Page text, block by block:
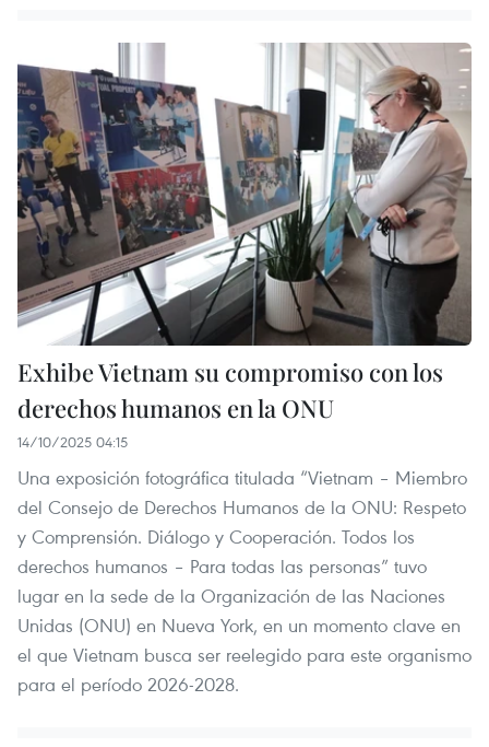
Exhibe Vietnam su compromiso con los
derechos humanos en la ONU
14/10/2025 04:15
Una exposición fotográfica titulada “Vietnam – Miembro
del Consejo de Derechos Humanos de la ONU: Respeto
y Comprensión. Diálogo y Cooperación. Todos los
derechos humanos – Para todas las personas” tuvo
lugar en la sede de la Organización de las Naciones
Unidas (ONU) en Nueva York, en un momento clave en
el que Vietnam busca ser reelegido para este organismo
para el período 2026-2028.